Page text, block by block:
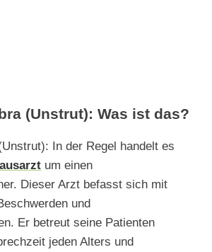
(Unstrut): Was ist das?
In der Regel handelt es
um einen
Dieser Arzt befasst sich mit
und
Er betreut seine Patienten
jeden Alters und